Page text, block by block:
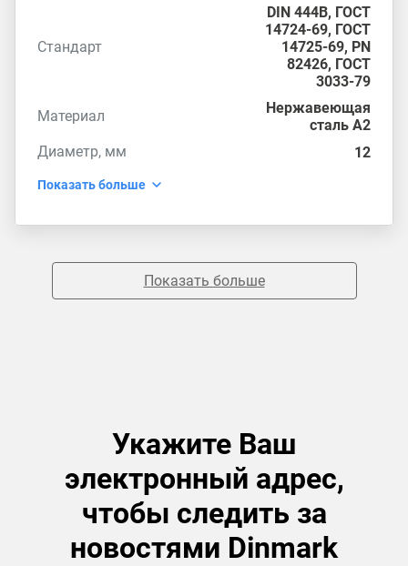
Стандарт
DIN 444B, ГОСТ
14724-69, ГОСТ
14725-69, PN
82426, ГОСТ
3033-79
Материал
Нержавеющая
сталь А2
Диаметр, мм
12
Показать больше
Показать больше
Укажите Ваш
электронный адрес,
чтобы следить за
новостями Dinmark